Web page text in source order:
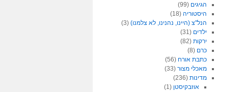
הגיגים (99)
היסטוריה(18)
הנל"צ (היינו, נהנינו, לא צלמנו)(3)
ילדים (31)
ירקות(82)
כרם (8)
כתבת אורח (56)
מאכלי מצור(33)
מדינות(236)
אוזבקיסטן (1)